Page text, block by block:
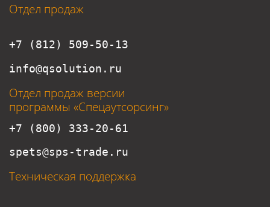
Отдел продаж
+7 (812) 509-50-13
info@qsolution.ru
Отдел продаж версии
программы «Спецаутсорсинг»
+7 (800) 333-20-61
spets@sps-trade.ru
Техническая поддержка